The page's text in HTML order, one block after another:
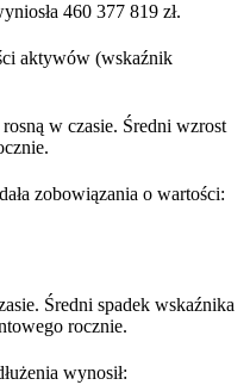
460 377 819 zł.
aktywów (wskaźnik
rosną w czasie. Średni wzrost
zobowiązania o wartości:
Średni spadek wskaźnika
rocznie.
wynosił: